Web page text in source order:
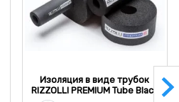
Изоляция в виде трубок
RIZZOLLI PREMIUM Tube Black